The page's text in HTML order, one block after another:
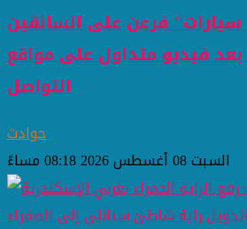
فرعن على السائقين
بعد فيديو متداول على مواقع
التواصل
حوادث
السبت 08 أغسطس 2026 08:18 مساءً